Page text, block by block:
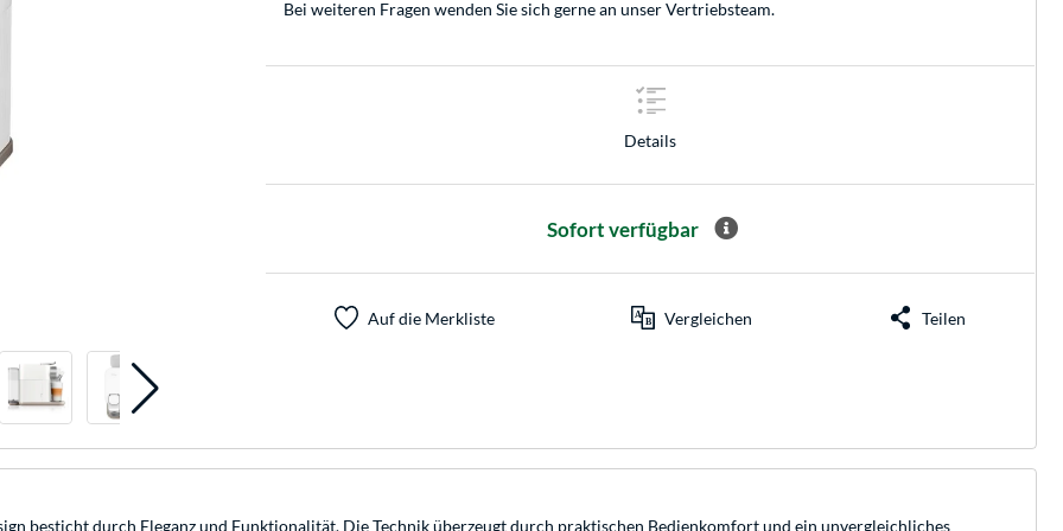
Bei weiteren Fragen wenden Sie sich gerne an unserVertriebsteam.
Details
Sofort verfügbar
Auf die Merkliste Vergleichen Teilen
besticht durch Eleganz und Funktionalität. Die Technik überzeugt durch praktischen Bedienkomfort und ein unvergleichliches